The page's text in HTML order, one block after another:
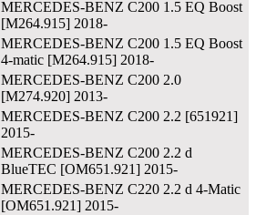
MERCEDES-BENZ C200 1.5 EQ Boost
[M264.915] 2018-
MERCEDES-BENZ C200 1.5 EQ Boost
4-matic [M264.915] 2018-
MERCEDES-BENZ C200 2.0
[M274.920] 2013-
MERCEDES-BENZ C200 2.2 [651921]
2015-
MERCEDES-BENZ C200 2.2 d
BlueTEC [OM651.921] 2015-
MERCEDES-BENZ C220 2.2 d 4-Matic
[OM651.921] 2015-